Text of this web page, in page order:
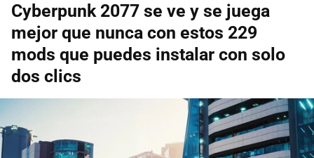
Cyberpunk 2077 se ve y se juega
mejor que nunca con estos 229
mods que puedes instalar con solo
dos clics